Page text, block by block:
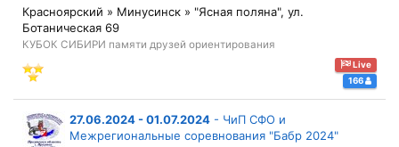
Красноярский » Минусинск » "Ясная поляна", ул.
Ботаническая 69
КУБОК СИБИРИ памяти друзей ориентирования
Live
166
27.06.2024 - 01.07.2024 - ЧиП СФО и
Межрегиональные соревнования "Бабр 2024"